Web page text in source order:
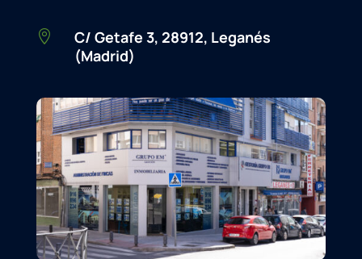

C/ Getafe 3, 28912, Leganés
(Madrid)